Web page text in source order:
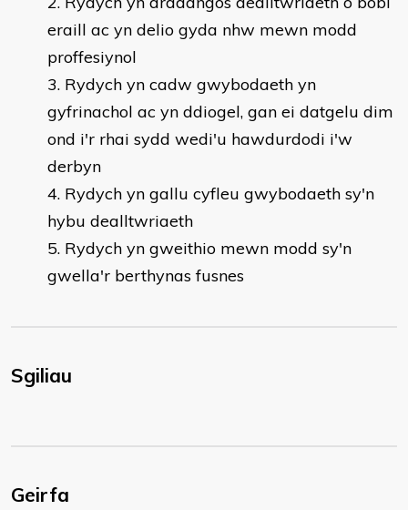
eraill ac yn delio gyda nhw mewn modd
proffesiynol
Rydych yn cadw gwybodaeth yn
gyfrinachol ac yn ddiogel, gan ei datgelu dim
ond i'r rhai sydd wedi'u hawdurdodi i'w
derbyn
Rydych yn gallu cyfleu gwybodaeth sy'n
hybu dealltwriaeth
Rydych yn gweithio mewn modd sy'n
gwella'r berthynas fusnes
Sgiliau
Geirfa